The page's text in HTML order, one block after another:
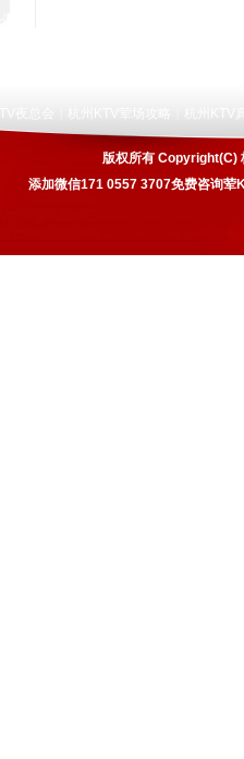
版权所有 Copyright(C)
添加微信171 0557 3707免费咨询荤